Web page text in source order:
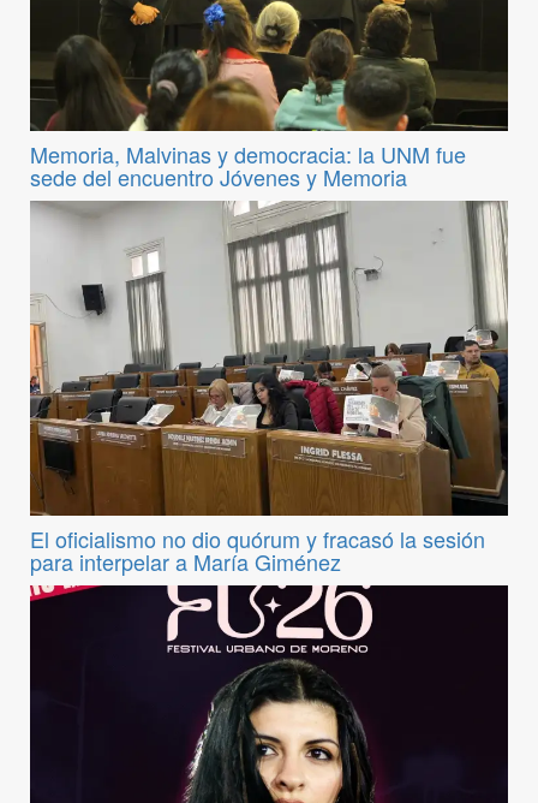
Memoria, Malvinas y democracia: la UNM fue
sede del encuentro Jóvenes y Memoria
El oficialismo no dio quórum y fracasó la sesión
para interpelar a María Giménez